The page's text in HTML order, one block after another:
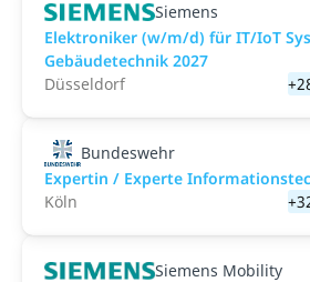
Siemens
Elektroniker (w/m/d) für IT/IoT
Gebäudetechnik 2027
Düsseldorf
Bundeswehr
Expertin / Experte
Köln
Siemens Mobility